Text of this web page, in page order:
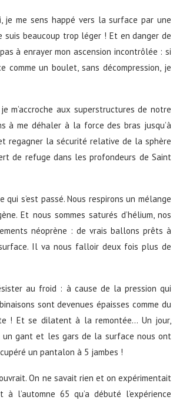
je me sens happé vers la surface par une
suis beaucoup trop léger ! Et en danger de
à enrayer mon ascension incontrôlée : si
comme un boulet, sans décompression, je
m’accroche aux superstructures de notre
à me déhaler à la force des bras jusqu’à
regagner la sécurité relative de la sphère
de refuge dans les profondeurs de Saint
qui s’est passé. Nous respirons un mélange
Et nous sommes saturés d’hélium, nos
néoprène : de vrais ballons prêts à
Il va nous falloir deux fois plus de
au froid : à cause de la pression qui
sont devenues épaisses comme du
! Et se dilatent à la remontée… Un jour,
un gant et les gars de la surface nous ont
un pantalon à 5 jambes !
On ne savait rien et on expérimentait
à l’automne 65 qu’a débuté l’expérience